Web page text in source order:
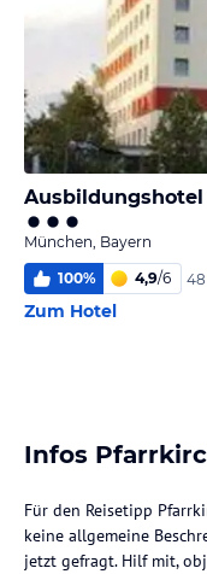
Ausbildungshotel
München, Bayern
100% 4,9/6 48
Zum Hotel
Infos
Für den Reisetipp
keine allgemeine
jetzt gefragt. Hilf mit,